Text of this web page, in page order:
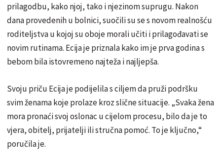
prilagodbu, kako njoj, tako i njezinom suprugu. Nakon
dana provedenih u bolnici, suočili su se s novom realnošću
roditeljstva u kojoj su oboje morali učiti i prilagođavati se
novim rutinama. Ecija je priznala kako im je prva godina s
bebom bila istovremeno najteža i najljepša.
Svoju priču Ecija je podijelila s ciljem da pruži podršku
svim ženama koje prolaze kroz slične situacije. „Svaka žena
mora pronaći svoj oslonac u cijelom procesu, bilo da je to
vjera, obitelj, prijatelji ili stručna pomoć. To je ključno,“
poručila je.